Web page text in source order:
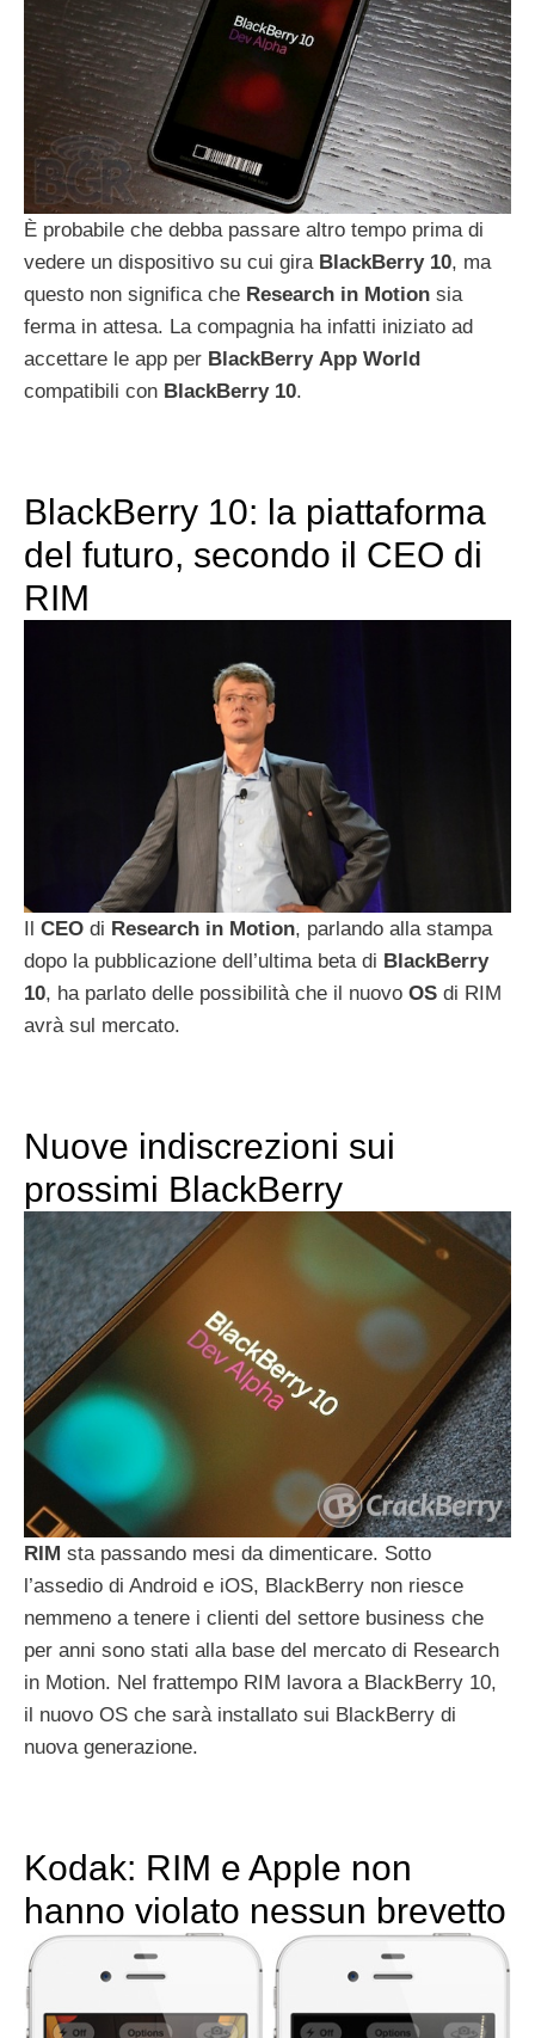
È probabile che debba passare altro tempo prima di
vedere un dispositivo su cui gira BlackBerry 10, ma
questo non significa che Research in Motion sia
ferma in attesa. La compagnia ha infatti iniziato ad
accettare le app per BlackBerry App World
compatibili con BlackBerry 10.
BlackBerry 10: la piattaforma
del futuro, secondo il CEO di
RIM
Il CEO di Research in Motion, parlando alla stampa
dopo la pubblicazione dell’ultima beta di BlackBerry
10, ha parlato delle possibilità che il nuovo OS di RIM
avrà sul mercato.
Nuove indiscrezioni sui
prossimi BlackBerry
RIM sta passando mesi da dimenticare. Sotto
l’assedio di Android e iOS, BlackBerry non riesce
nemmeno a tenere i clienti del settore business che
per anni sono stati alla base del mercato di Research
in Motion. Nel frattempo RIM lavora a BlackBerry 10,
il nuovo OS che sarà installato sui BlackBerry di
nuova generazione.
Kodak: RIM e Apple non
hanno violato nessun brevetto